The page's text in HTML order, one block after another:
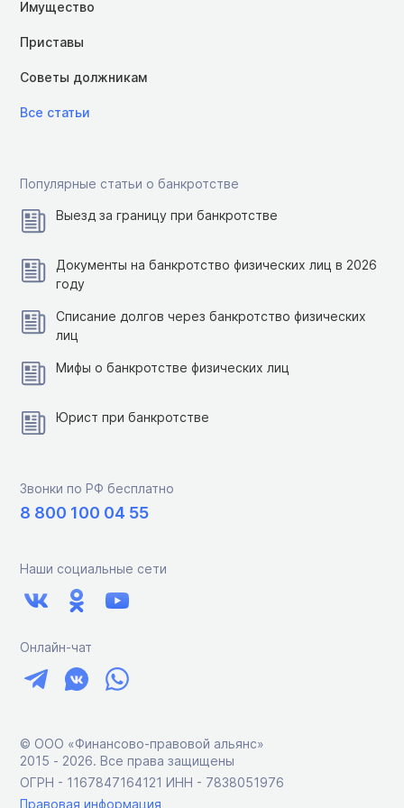
Имущество
Приставы
Советы должникам
Все статьи
Популярные статьи о банкротстве
Выезд за границу при банкротстве
Документы на банкротство физических лиц в 2026
году
Списание долгов через банкротство физических
лиц
Мифы о банкротстве физических лиц
Юрист при банкротстве
Звонки по РФ бесплатно
8 800 100 04 55
Наши социальные сети
Онлайн-чат
© ООО «Финансово-правовой альянс»
2015 ‑ 2026. Все права защищены
ОГРН - 1167847164121 ИНН - 7838051976
Правовая информация